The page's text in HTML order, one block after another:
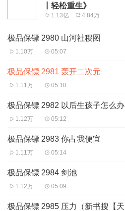
丨轻松重生》
1.13亿 4.84万
极品保镖 2980 山河社稷图
1.10万 05:07
极品保镖 2981 轰开二次元
1.11万 05:10
极品保镖 2982 以后生孩子怎么办
1.12万 05:12
极品保镖 2983 你占我便宜
1.11万 05:14
极品保镖 2984 剑池
1.12万 05:09